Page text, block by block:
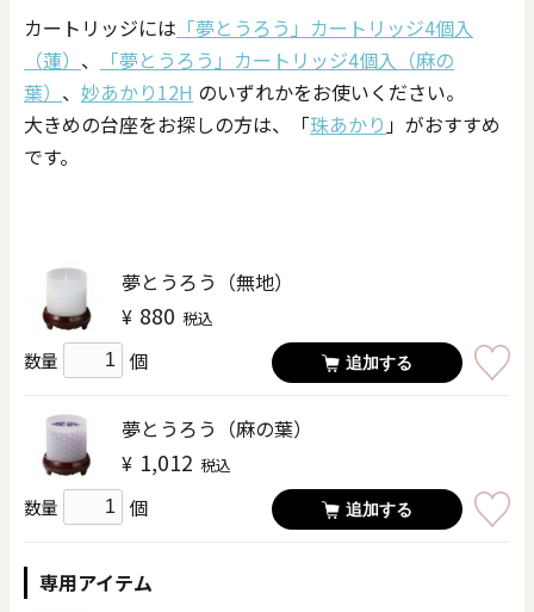
カートリッジには 「夢とうろう」カートリッジ4個入
（蓮） 、
「夢とうろう」カートリッジ4個入（麻の
葉） 、 妙あかり12H のいずれかをお使いください。
大きめの台座をお探しの方は、「珠あかり」がおすすめ
です。
夢とうろう（無地）
¥ 880 税込
数量 個 追加する
夢とうろう（麻の葉）
¥ 1,012 税込
数量 個 追加する
専用アイテム